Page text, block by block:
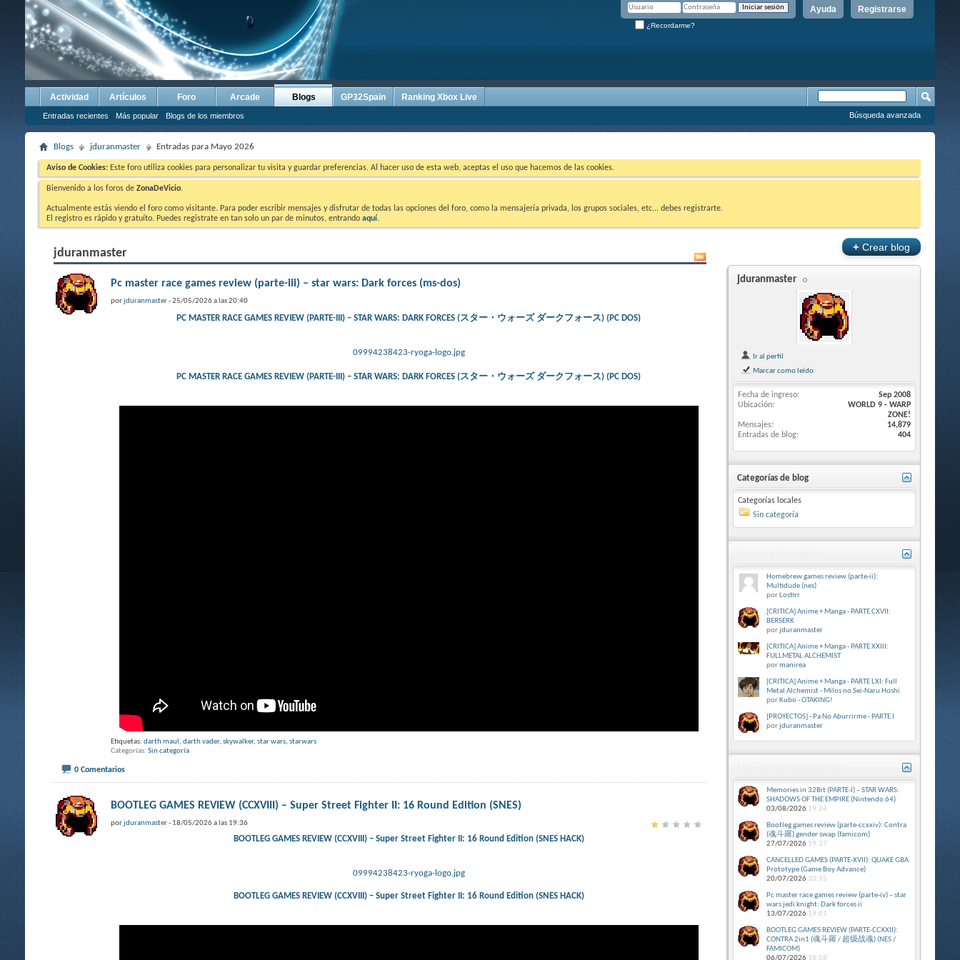
Registrarse
Ayuda
¿Recordarme?
Actividad Artículos Foro Arcade Blogs
Entradas recientes Más popular Blogs de los miembros
GP32Spain Ranking Xbox Live
Búsqueda avanzada
Blogs jduranmaster Entradas para Mayo 2026
Aviso de Cookies: Este foro utiliza cookies para personalizar tu visita y guardar preferencias. Al hacer uso de esta web, aceptas el uso que hacemos de las cookies.
Bienvenido a los foros de ZonaDeVicio.
Actualmente estás viendo el foro como visitante. Para poder escribir mensajes y disfrutar de todas las opciones del foro, como la mensajería privada, los grupos sociales, etc... debes registrarte.
El registro es rápido y gratuíto. Puedes registrate en tan solo un par de minutos, entrando aquí.
jduranmaster
Pc master race games review (parte-iii) – star wars: Dark forces (ms-dos)
porjduranmaster- 25/05/2026 a las 20:40
PC MASTER RACE GAMES REVIEW (PARTE-III) – STAR WARS: DARK FORCES (スター・ウォーズ ダークフォース) (PC DOS)
09994238423-ryoga-logo.jpg
PC MASTER RACE GAMES REVIEW (PARTE-III) – STAR WARS: DARK FORCES (スター・ウォーズ ダークフォース) (PC DOS)
Etiquetas: darth maul , darth vader, skywalker, star wars, starwars
Categorías Sin categoría
0 Comentarios
BOOTLEG GAMES REVIEW (CCXVIII) – Super Street Fighter II: 16 Round Edition (SNES)
porjduranmaster- 18/05/2026 a las 19:36
BOOTLEG GAMES REVIEW (CCXVIII) – Super Street Fighter II: 16 Round Edition (SNES HACK)
09994238423-ryoga-logo.jpg
BOOTLEG GAMES REVIEW (CCXVIII) – Super Street Fighter II: 16 Round Edition (SNES HACK)
+Crear blog
jduranmaster
Ir al perfil
Marcar como leído
Fecha de ingreso
Sep 2008
Ubicación
WORLD 9 - WARP
ZONE!
Mensajes
14,879
Entradas de blog
404
Categorías de blog
Categorías locales
Sin categoría
Homebrew games review (parte-ii):
Multidude (nes)
por Lostirr
[CRITICA] Anime + Manga - PARTE CXVII:
BERSERK
porjduranmaster
[CRITICA] Anime + Manga - PARTE XXIII:
FULLMETAL ALCHEMIST
pormanirea
[CRITICA] Anime + Manga - PARTE LXI: Full
Metal Alchemist - Milos no Sei-Naru Hoshi
por Kubo - OTAKING!
[PROYECTOS] - Pa No Aburrirme - PARTE I
porjduranmaster
Memories in 32Bit (PARTE-I) – STAR WARS:
SHADOWS OF THE EMPIRE (Nintendo 64)
03/08/2026 19:24
Bootleg games review (parte-ccxxiv): Contra
(魂斗羅) gender swap (famicom)
27/07/2026 19:37
CANCELLED GAMES (PARTE-XVII): QUAKE GBA
Prototype (Game Boy Advance)
20/07/2026 20:15
Pc master race games review (parte-iv) – star
wars jedi knight: Dark forces ii
13/07/2026 19:01
BOOTLEG GAMES REVIEW (PARTE-CCXXII):
CONTRA 2in1 (魂斗羅 / 超级战魂) (NES /
FAMICOM)
06/07/2026 18:58